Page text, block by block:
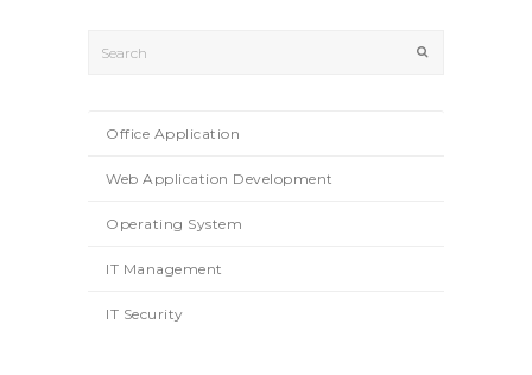
Office Application
Web Application Development
Operating System
IT Management
IT Security